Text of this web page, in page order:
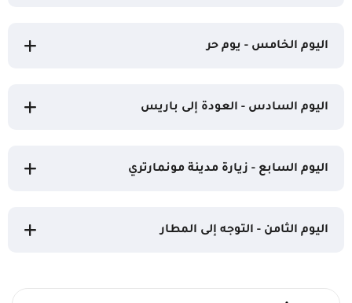
اليوم الخامس - يوم حر
اليوم السادس - العودة إلى باريس
اليوم السابع - زيارة مدينة مونمارتري
اليوم الثامن - التوجه إلى المطار